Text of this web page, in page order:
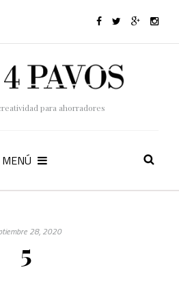
para ahorradores
MENÚ
28, 2020
5